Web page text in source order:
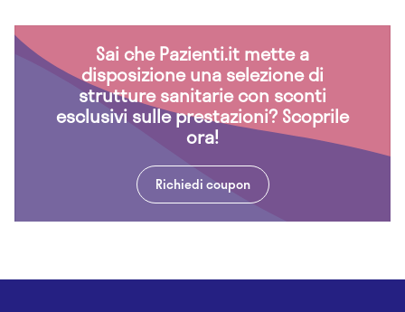
Sai che Pazienti.it mette a
disposizione una selezione di
strutture sanitarie con sconti
esclusivi sulle prestazioni? Scoprile
ora!
Richiedi coupon